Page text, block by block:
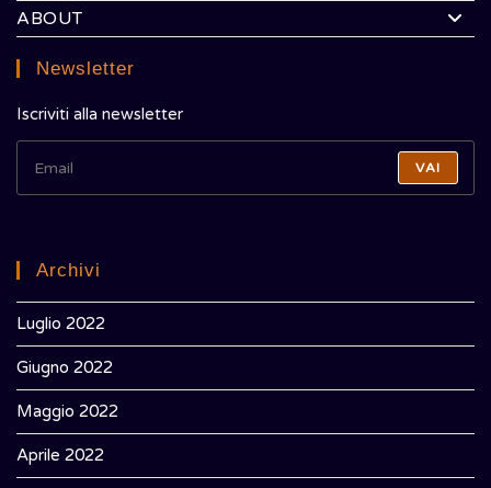
ABOUT
Newsletter
Iscriviti alla newsletter
VAI
Archivi
Luglio 2022
Giugno 2022
Maggio 2022
Aprile 2022